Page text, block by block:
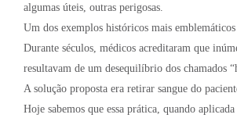
algumas úteis, outras perigosas.
Um dos exemplos históricos mais emblemáticos
Durante séculos, médicos acreditaram que
resultavam de um desequilíbrio dos chamados
A solução proposta era retirar sangue do
Hoje sabemos que essa prática, quando aplicada